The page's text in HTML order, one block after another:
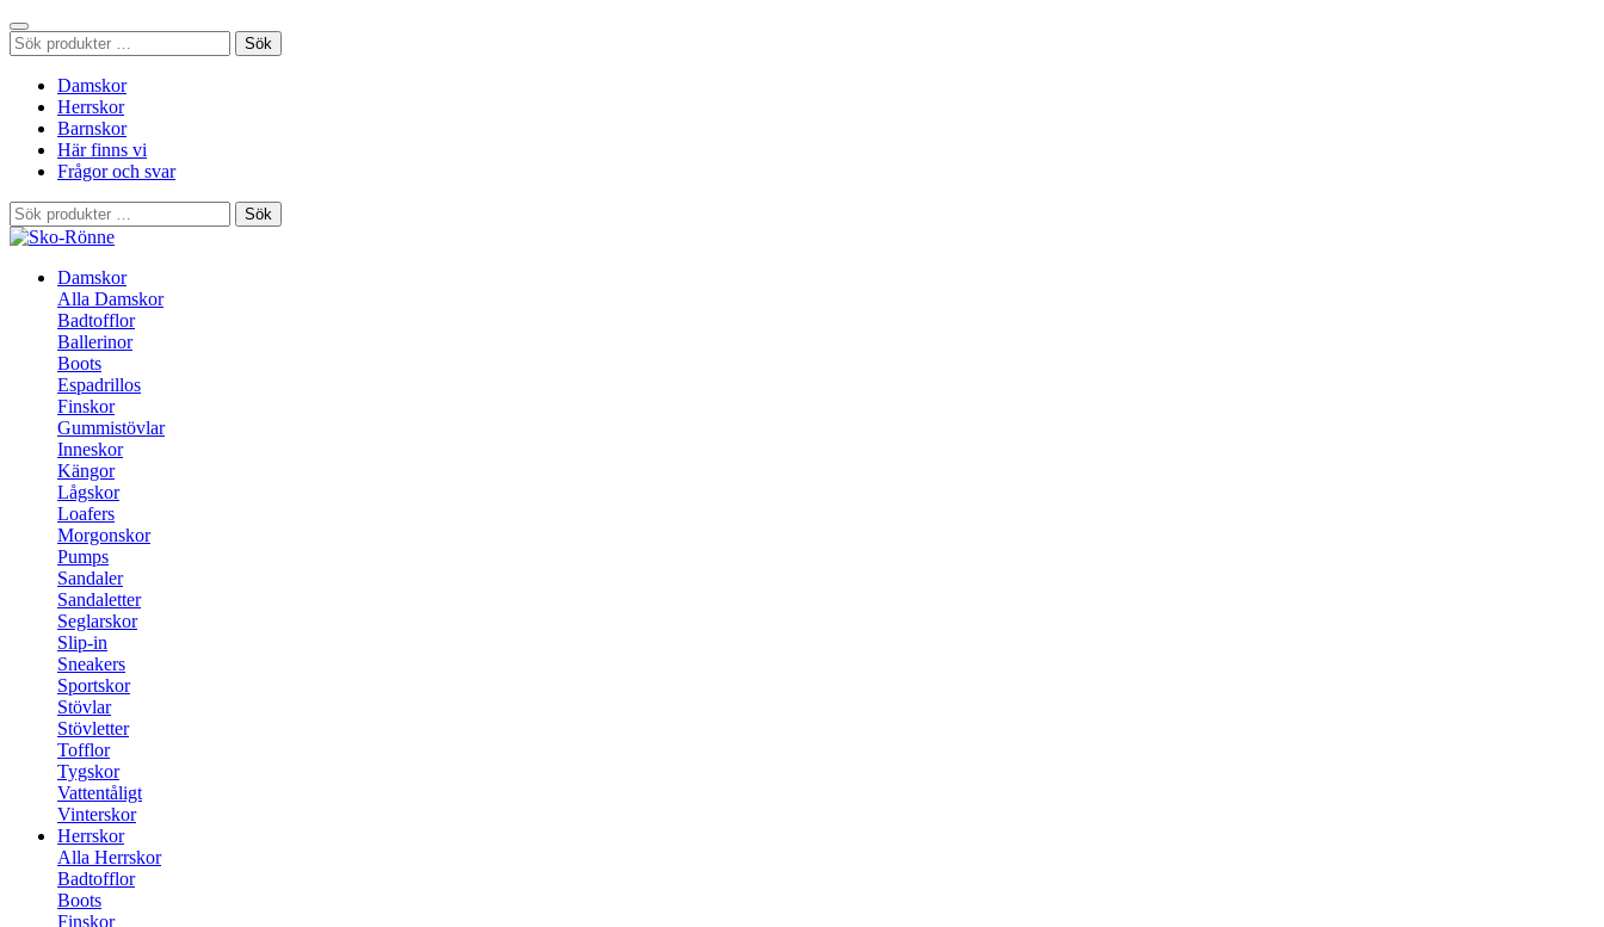
Sök
efter:
Sök
Damskor
Herrskor
Barnskor
Här finns vi
Frågor och svar
Sök
efter:
Sök
Damskor
Alla Damskor
Badtofflor
Ballerinor
Boots
Espadrillos
Finskor
Gummistövlar
Inneskor
Kängor
Lågskor
Loafers
Morgonskor
Pumps
Sandaler
Sandaletter
Seglarskor
Slip-in
Sneakers
Sportskor
Stövlar
Stövletter
Tofflor
Tygskor
Vattentåligt
Vinterskor
Herrskor
Alla Herrskor
Badtofflor
Boots
Finskor